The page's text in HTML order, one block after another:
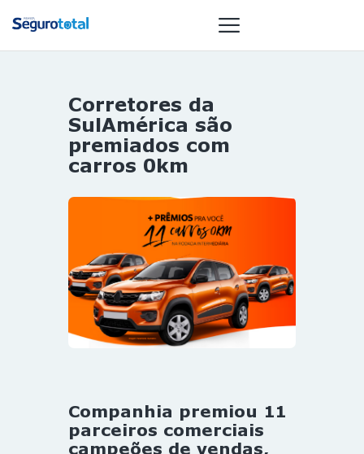
NOTÍCIAS
REVISTA
ESPECIAIS
ST SUMMIT
MULHERES
GESTORAS
HOMEST
HOME
Corretores da
SulAmérica são
premiados com
carros 0km
Companhia premiou 11
parceiros comerciais
campeões de vendas,